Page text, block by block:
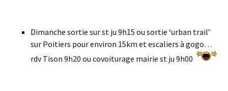
Dimanche sortie sur st ju 9h15 ou sortie ‘urban trail’
sur Poitiers pour environ 15km et escaliers à gogo…
rdv Tison 9h20 ou covoiturage mairie st ju 9h00